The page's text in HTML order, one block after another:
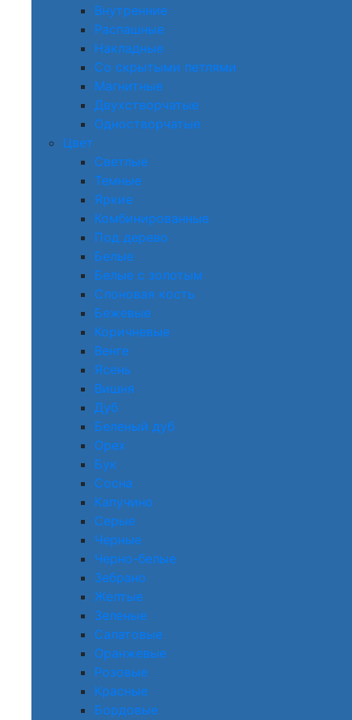
Внутренние
Распашные
Накладные
Со скрытыми петлями
Магнитные
Двухстворчатые
Одностворчатые
Цвет
Светлые
Темные
Яркие
Комбинированные
Под дерево
Белые
Белые с золотым
Слоновая кость
Бежевые
Коричневые
Венге
Ясень
Вишня
Дуб
Беленый дуб
Орех
Бук
Сосна
Капучино
Серые
Черные
Черно-белые
Зебрано
Желтые
Зеленые
Салатовые
Оранжевые
Розовые
Красные
Бордовые